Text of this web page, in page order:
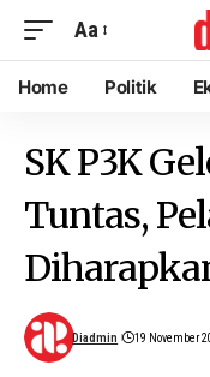
Aa
Home Politik
SK P3K
Tuntas,
Diadmin 19 November